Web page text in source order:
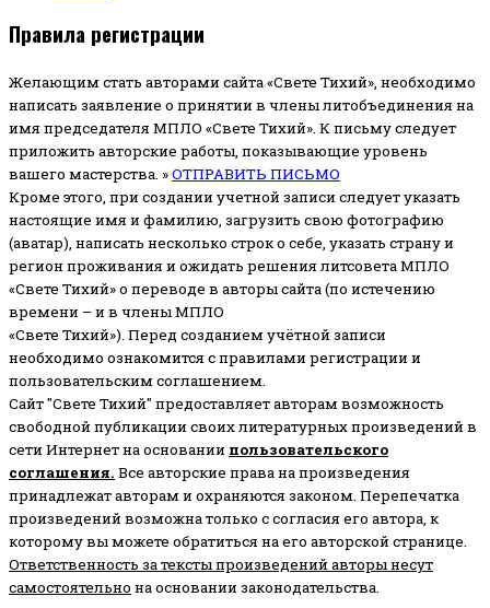
Правила регистрации
Желающим стать авторами сайта «Свете Тихий», необходимо
написать заявление о принятии в члены литобъединения на
имя председателя МПЛО «Свете Тихий». К письму следует
приложить авторские работы, показывающие уровень
вашего мастерства. »ОТПРАВИТЬ ПИСЬМО
Кроме этого, при создании учетной записи следует указать
настоящие имя и фамилию, загрузить свою фотографию
(аватар), написать несколько строк о себе, указать страну и
регион проживания и ожидать решения литсовета МПЛО
«Свете Тихий» о переводе в авторы сайта (по истечению
времени – и в члены МПЛО
«Свете Тихий»). Перед созданием учётной записи
необходимо ознакомится с правилами регистрации и
пользовательским соглашением.
Сайт "Свете Тихий" предоставляет авторам возможность
свободной публикации своих литературных произведений в
сети Интернет на основании пользовательского
соглашения. Все авторские права на произведения
принадлежат авторам и охраняются законом. Перепечатка
произведений возможна только с согласия его автора, к
которому вы можете обратиться на его авторской странице.
Ответственность за тексты произведений авторы несут
самостоятельно на основании законодательства.